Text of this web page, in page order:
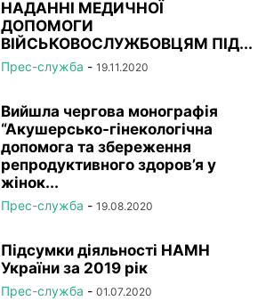
НАДАННІ МЕДИЧНОЇ
ДОПОМОГИ
ВІЙСЬКОВОСЛУЖБОВЦЯМ ПІД...
Прес-служба - 19.11.2020
Вийшла чергова монографія
“Акушерсько-гінекологічна
допомога та збереження
репродуктивного здоров’я у
жінок...
Прес-служба - 19.08.2020
Підсумки діяльності НАМН
України за 2019 рік
Прес-служба - 01.07.2020